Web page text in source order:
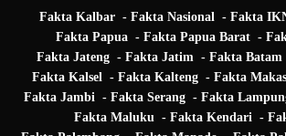
Fakta Kalbar Fakta Nasional Fakta
Fakta Papua
Fakta Papua Barat
Fakta Jateng
Fakta Jatim Fakta Batam
Fakta Kalsel
Fakta Kalteng Fakta
Fakta Jambi
Fakta Serang Fakta
Fakta Maluku
Fakta Kendari